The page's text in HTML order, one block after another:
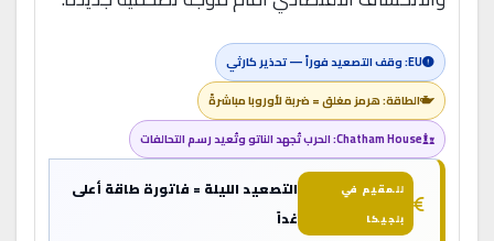
EU: وقف التصعيد فوراً — تحذير كارثي
الطاقة: هرمز مغلق = ضربة لأوروبا مباشرةً
Chatham House: الحرب تُجهد الناتو وتُعيد رسم التحالفات
للمقيم في
بلجيكا
التصعيد الليلة = فاتورة طاقة أعلى